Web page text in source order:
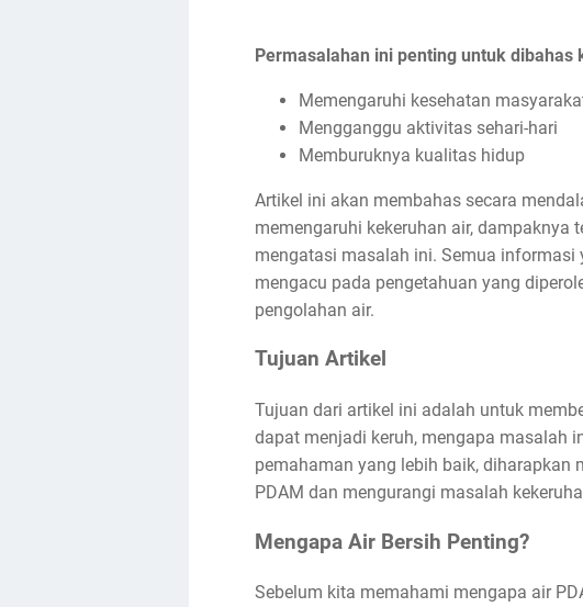
Permasalahan ini penting untuk dibahas
Memengaruhi kesehatan
Mengganggu aktivitas sehari-hari
Memburuknya kualitas hidup
Artikel ini akan membahas secara
memengaruhi kekeruhan air,
mengatasi masalah ini. Semua informasi
mengacu pada pengetahuan yang
pengolahan air.
Tujuan Artikel
Tujuan dari artikel ini adalah untuk
dapat menjadi keruh, mengapa masalah
pemahaman yang lebih baik,
PDAM dan mengurangi masalah
Mengapa Air Bersih Penting?
Sebelum kita memahami mengapa air